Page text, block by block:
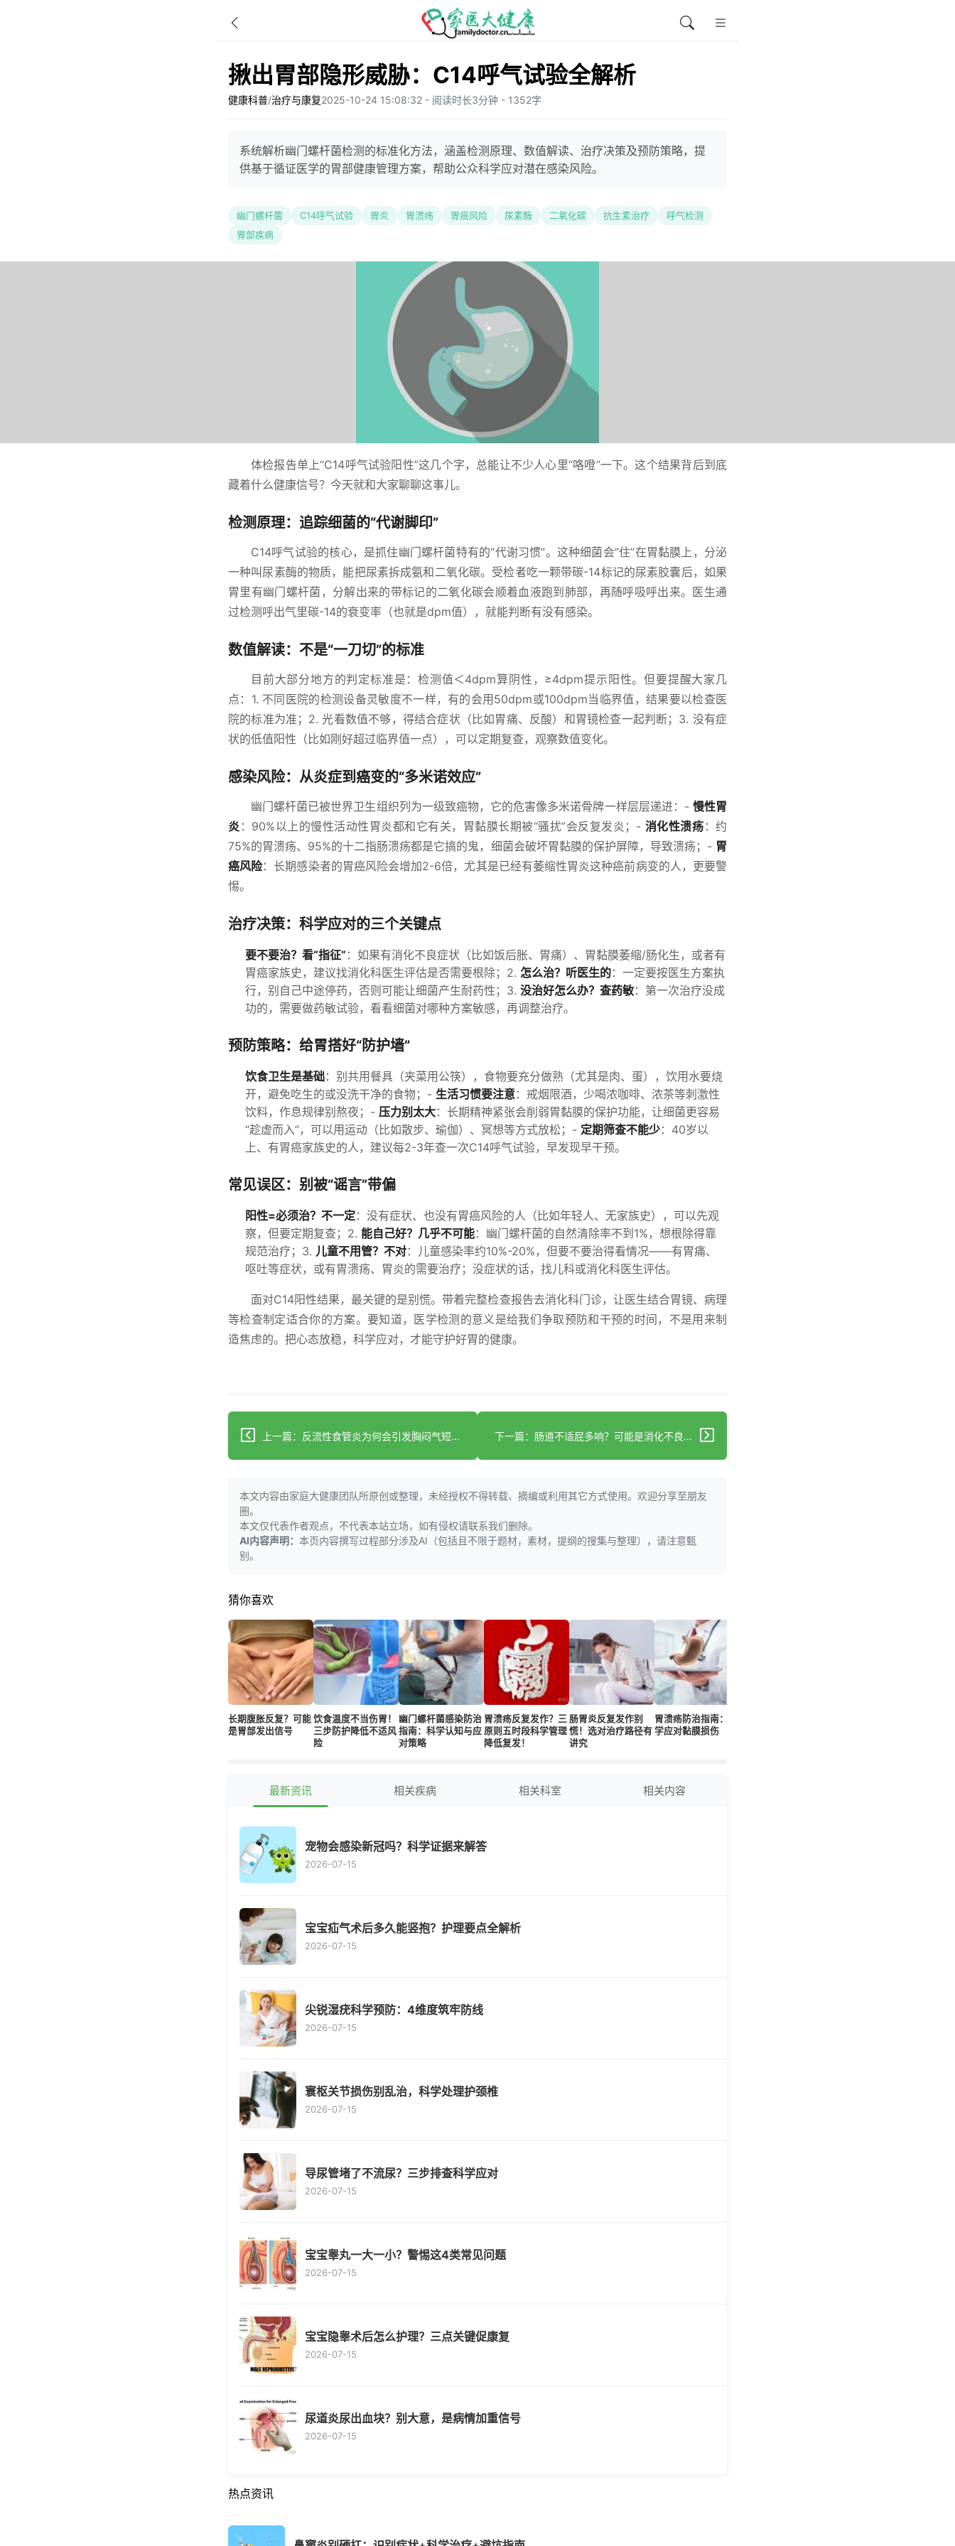
揪出胃部隐形威胁：C14呼气试验全解析
健康科普/治疗与康复2025-10-24 15:08:32 - 阅读时长3分钟 - 1352字
系统解析幽门螺杆菌检测的标准化方法，涵盖检测原理、数值解读、治疗决策及预防策略，提
供基于循证医学的胃部健康管理方案，帮助公众科学应对潜在感染风险。
幽门螺杆菌 C14呼气试验 胃炎 胃溃疡 胃癌风险 尿素酶 二氧化碳 抗生素治疗
呼气检测
胃部疾病
体检报告单上“C14呼气试验阳性”这几个字，总能让不少人心里“咯噔”一下。这个结果背后到底
藏着什么健康信号？今天就和大家聊聊这事儿。
检测原理：追踪细菌的“代谢脚印”
C14呼气试验的核心，是抓住幽门螺杆菌特有的“代谢习惯”。这种细菌会“住”在胃黏膜上，分泌
一种叫尿素酶的物质，能把尿素拆成氨和二氧化碳。受检者吃一颗带碳-14标记的尿素胶囊后，如果
胃里有幽门螺杆菌，分解出来的带标记的二氧化碳会顺着血液跑到肺部，再随呼吸呼出来。医生通
过检测呼出气里碳-14的衰变率（也就是dpm值），就能判断有没有感染。
数值解读：不是“一刀切”的标准
目前大部分地方的判定标准是：检测值＜4dpm算阴性，≥4dpm提示阳性。但要提醒大家几
点：1. 不同医院的检测设备灵敏度不一样，有的会用50dpm或100dpm当临界值，结果要以检查医
院的标准为准；2. 光看数值不够，得结合症状（比如胃痛、反酸）和胃镜检查一起判断；3. 没有症
状的低值阳性（比如刚好超过临界值一点），可以定期复查，观察数值变化。
感染风险：从炎症到癌变的“多米诺效应”
幽门螺杆菌已被世界卫生组织列为一级致癌物，它的危害像多米诺骨牌一样层层递进：- 慢性胃
炎 ：90%以上的慢性活动性胃炎都和它有关，胃黏膜长期被“骚扰”会反复发炎；- 消化性溃疡 ：约
75%的胃溃疡、95%的十二指肠溃疡都是它搞的鬼，细菌会破坏胃黏膜的保护屏障，导致溃疡；- 胃
癌风险：长期感染者的胃癌风险会增加2-6倍，尤其是已经有萎缩性胃炎这种癌前病变的人，更要警
惕。
治疗决策：科学应对的三个关键点
要不要治？看“指征” ：如果有消化不良症状（比如饭后胀、胃痛）、胃黏膜萎缩/肠化生，或者有
胃癌家族史，建议找消化科医生评估是否需要根除；2. 怎么治？听医生的：一定要按医生方案执
行，别自己中途停药，否则可能让细菌产生耐药性；3. 没治好怎么办？查药敏：第一次治疗没成
功的，需要做药敏试验，看看细菌对哪种方案敏感，再调整治疗。
预防策略：给胃搭好“防护墙”
饮食卫生是基础：别共用餐具（夹菜用公筷），食物要充分做熟（尤其是肉、蛋），饮用水要烧
开，避免吃生的或没洗干净的食物；- 生活习惯要注意：戒烟限酒，少喝浓咖啡、浓茶等刺激性
饮料，作息规律别熬夜；- 压力别太大：长期精神紧张会削弱胃黏膜的保护功能，让细菌更容易
“趁虚而入”，可以用运动（比如散步、瑜伽）、冥想等方式放松；- 定期筛查不能少：40岁以
上、有胃癌家族史的人，建议每2-3年查一次C14呼气试验，早发现早干预。
常见误区：别被“谣言”带偏
阳性=必须治？不一定：没有症状、也没有胃癌风险的人（比如年轻人、无家族史），可以先观
察，但要定期复查；2. 能自己好？几乎不可能：幽门螺杆菌的自然清除率不到1%，想根除得靠
规范治疗；3. 儿童不用管？不对：儿童感染率约10%-20%，但要不要治得看情况——有胃痛、
呕吐等症状，或有胃溃疡、胃炎的需要治疗；没症状的话，找儿科或消化科医生评估。
面对C14阳性结果，最关键的是别慌。带着完整检查报告去消化科门诊，让医生结合胃镜、病理
等检查制定适合你的方案。要知道，医学检测的意义是给我们争取预防和干预的时间，不是用来制
造焦虑的。把心态放稳，科学应对，才能守护好胃的健康。
上一篇：反流性食管炎为何会引发胸闷气短？一文讲清 下一篇：肠道不适屁多响？可能是消化不良在“闹脾气”
本文内容由家庭大健康团队所原创或整理，未经授权不得转载、摘编或利用其它方式使用。欢迎分享至朋友
圈。
本文仅代表作者观点，不代表本站立场，如有侵权请联系我们删除。
AI内容声明： 本页内容撰写过程部分涉及AI（包括且不限于题材，素材，提纲的搜集与整理），请注意甄
别。
猜你喜欢
长期腹胀反复？可能
是胃部发出信号
饮食温度不当伤胃！
三步防护降低不适风
险
幽门螺杆菌感染防治
指南：科学认知与应
对策略
胃溃疡反复发作？三
原则五时段科学管理
降低复发！
肠胃炎反复发作别
慌！选对治疗路径有
讲究
胃溃疡防治指南：科
学应对黏膜损伤
最新资讯 相关疾病 相关科室 相关内容
宠物会感染新冠吗？科学证据来解答
2026-07-15
宝宝疝气术后多久能竖抱？护理要点全解析
2026-07-15
尖锐湿疣科学预防：4维度筑牢防线
2026-07-15
寰枢关节损伤别乱治，科学处理护颈椎
2026-07-15
导尿管堵了不流尿？三步排查科学应对
2026-07-15
宝宝睾丸一大一小？警惕这4类常见问题
2026-07-15
宝宝隐睾术后怎么护理？三点关键促康复
2026-07-15
尿道炎尿出血块？别大意，是病情加重信号
2026-07-15
热点资讯